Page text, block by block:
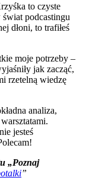
to czyste
świat podcastingu
dłoni, to trafiłeś
moje potrzeby –
jak zacząć,
rzetelną wiedzę
analiza,
jesteś
„Poznaj
”